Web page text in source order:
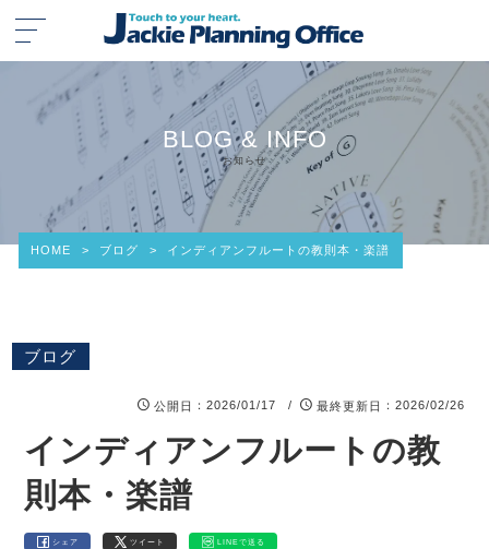
BLOG & INFO
お知らせ
HOME > ブログ > インディアンフルートの教則本・楽譜
ブログ
公開日 ：2026/01/17 / 最終更新日 ：2026/02/26
インディアンフルートの教
則本・楽譜
シェア ツイート LINEで送る